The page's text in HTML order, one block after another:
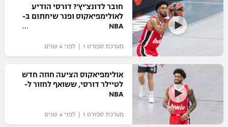
חובר לדונצ'יץ'? דורסי הודיע
לאולימפיאקוס ופנר שיחתום ב-
NBA
מערכת ספורט 1 | לפני 4 שנים
אולימפיאקוס הציעה חוזה חדש
לטיילר דורסי, ששואף לחזור ל-
NBA
מערכת ספורט 1 | לפני 4 שנים